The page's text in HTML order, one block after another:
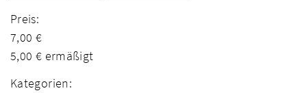
Preis:
7,00 €
5,00 € ermäßigt
Kategorien: